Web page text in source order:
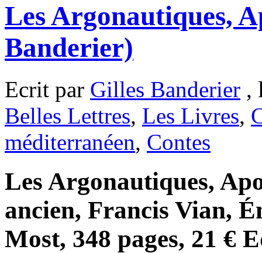
Les Argonautiques,
Banderier)
Ecrit par Gilles Banderier ,
Belles Lettres, Les Livres,
méditerranéen, Contes
Les Argonautiques,
ancien, Francis Vian,
Most, 348 pages, 21 €